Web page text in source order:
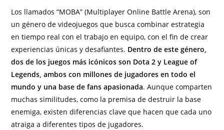
Los llamados “MOBA” (Multiplayer Online Battle Arena), son
un género de videojuegos que busca combinar estrategia
en tiempo real con el trabajo en equipo, con el fin de crear
experiencias únicas y desafiantes. Dentro de este género,
dos de los juegos más icónicos son Dota 2 y League of
Legends, ambos con millones de jugadores en todo el
mundo y una base de fans apasionada. Aunque comparten
muchas similitudes, como la premisa de destruir la base
enemiga, existen diferencias clave que hacen que cada uno
atraiga a diferentes tipos de jugadores.